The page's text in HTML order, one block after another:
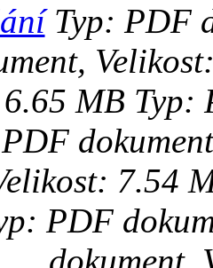
Typ: PDF
MB Typ:
7.54
PDF
dokument,